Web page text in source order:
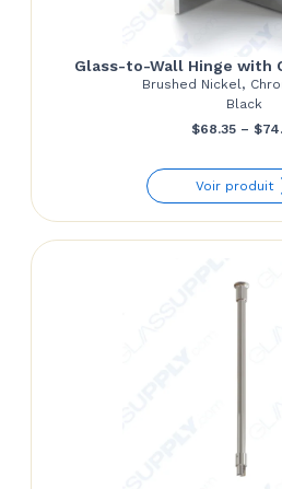
Glass-to-Wall Hinge with
Brushed Nickel,
Black
$68.35 – $
Voir produit